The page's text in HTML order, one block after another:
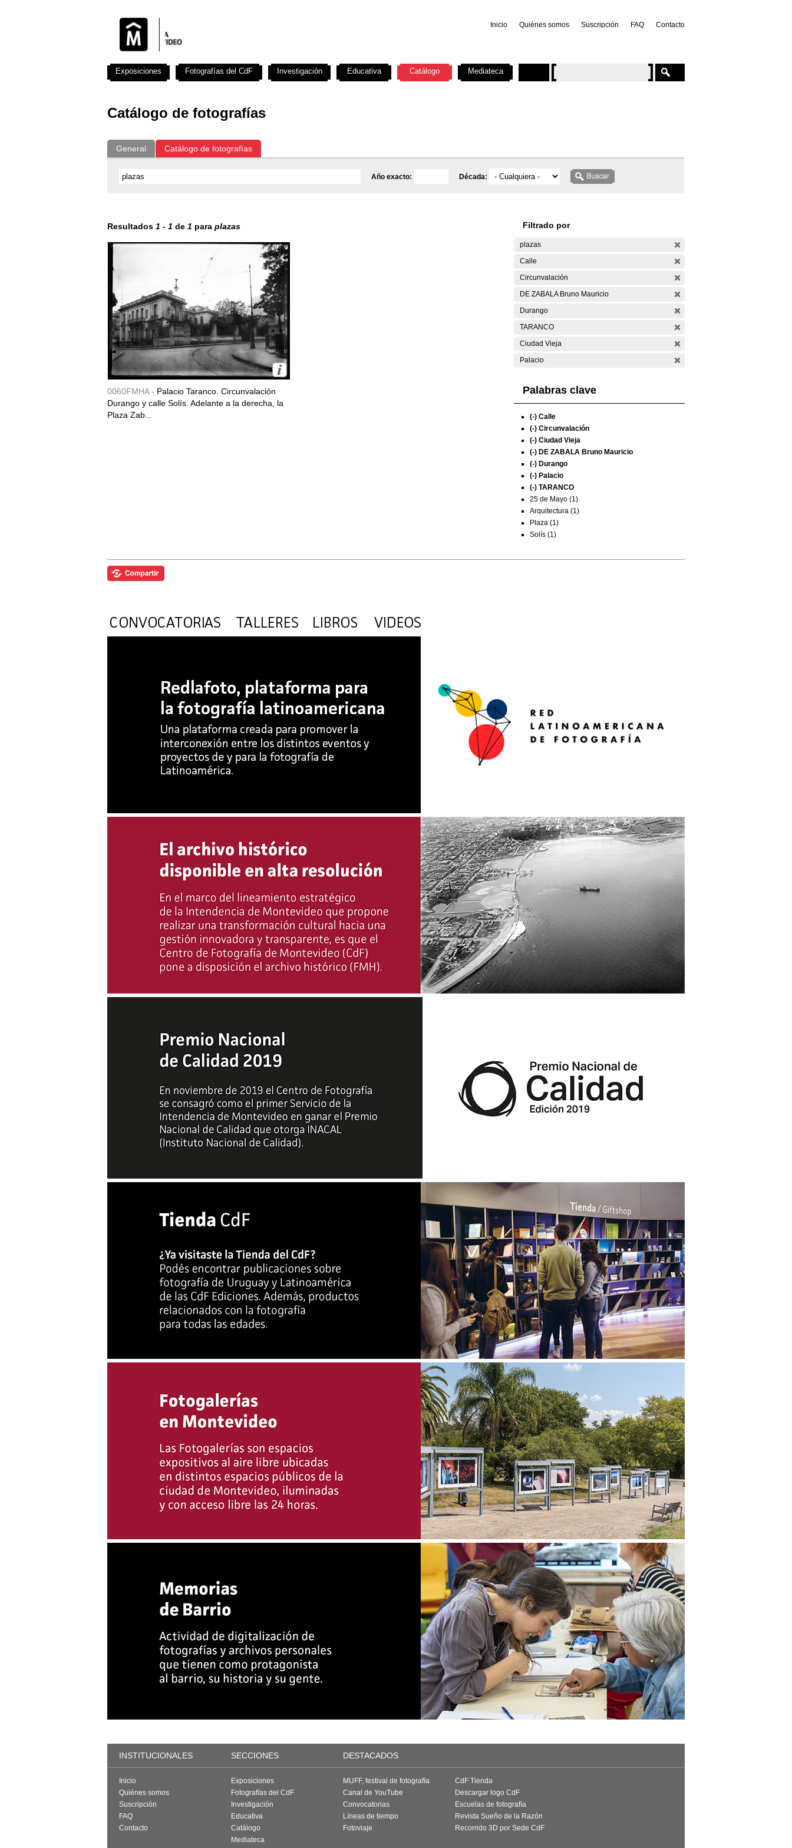
Inicio Quiénes somos Suscripción FAQ Contacto
Catálogo de fotografías
General Catálogo de fotografías
Año exacto: Década:
Resultados 1 - 1 de 1 para plazas
0060FMHA - Palacio Taranco. Circunvalación
Durango y calle Solís. Adelante a la derecha, la
Plaza Zab...
Filtrado por
plazas
Calle
Circunvalación
DE ZABALA Bruno Mauricio
Durango
TARANCO
Ciudad Vieja
Palacio
Palabras clave
(-) Calle
(-) Circunvalación
(-) Ciudad Vieja
(-) DE ZABALA Bruno Mauricio
(-) Durango
(-) Palacio
(-) TARANCO
25 de Mayo (1)
Arquitectura (1)
Plaza (1)
Solís (1)
Exposiciones Fotografías del CdF Investigación Educativa Catálogo Mediateca
INSTITUCIONALES SECCIONES DESTACADOS
Inicio
Quiénes somos
Suscripción
FAQ
Contacto
Exposiciones
Fotografías del CdF
Investigación
Educativa
Catálogo
Mediateca
MUFF, festival de fotografía
Canal de YouTube
Convocatorias
Líneas de tiempo
Fotoviaje
CdF Tienda
Descargar logo CdF
Escuelas de fotografía
Revista Sueño de la Razón
Recorrido 3D por Sede CdF